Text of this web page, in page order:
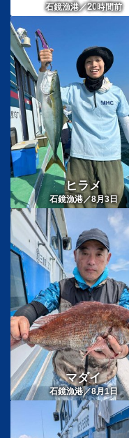
石鏡漁港／20時間前
ヒラメ
石鏡漁港／8月3日
マダイ
石鏡漁港／8月1日